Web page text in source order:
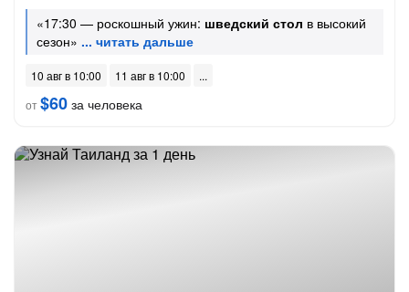
«17:30 — роскошный ужин: шведский стол в высокий
сезон»
10 авг в 10:00
11 авг в 10:00
от$60 за человека